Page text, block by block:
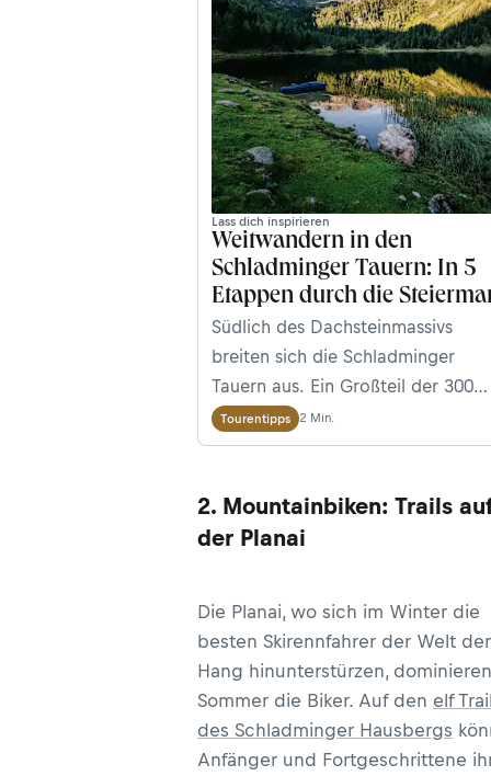
Lass dich inspirieren
Weitwandern in den
Schladminger Tauern: In 5
Etappen durch die
Südlich des Dachsteinmassivs
breiten sich die Schladminger
Tauern aus. Ein Großteil der 300
Bergseen und knapp 150
der Niederen Tauern liegen hier
Bergziele. Wir stellen euch den
Schladminger Tauern Höhenweg
Tourentipps 2 Min.
2. Mountainbiken: Trails
der Planai
Die Planai, wo sich im Winter die
besten Skirennfahrer der Welt
Hang hinunterstürzen,
Sommer die Biker. Auf den elf
des Schladminger Hausbergs
Anfänger und Fortgeschrittene